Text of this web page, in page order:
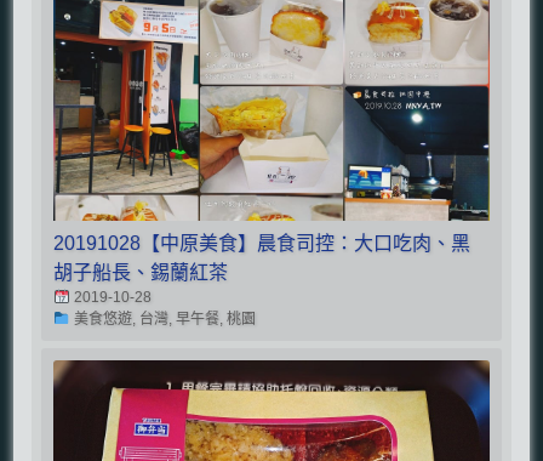
20191028【中原美食】晨食司控：大口吃肉、黑
胡子船長、錫蘭紅茶
2019-10-28
美食悠遊, 台灣, 早午餐, 桃園